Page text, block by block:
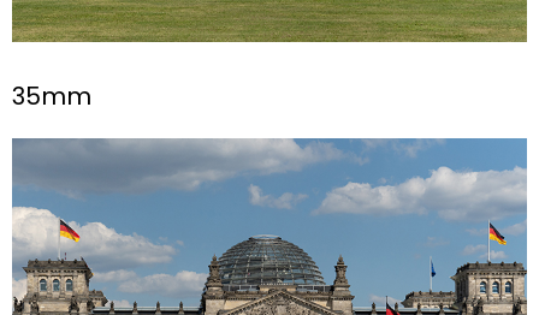
35mm